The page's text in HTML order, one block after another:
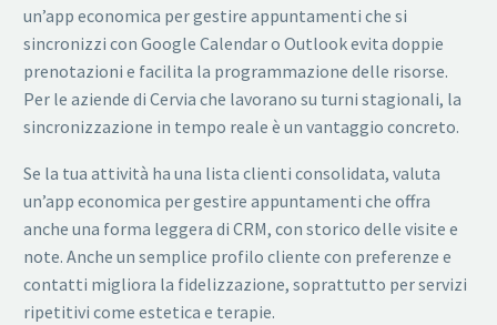
un’app economica per gestire appuntamenti che si
sincronizzi con Google Calendar o Outlook evita doppie
prenotazioni e facilita la programmazione delle risorse.
Per le aziende di Cervia che lavorano su turni stagionali, la
sincronizzazione in tempo reale è un vantaggio concreto.
Se la tua attività ha una lista clienti consolidata, valuta
un’app economica per gestire appuntamenti che offra
anche una forma leggera di CRM, con storico delle visite e
note. Anche un semplice profilo cliente con preferenze e
contatti migliora la fidelizzazione, soprattutto per servizi
ripetitivi come estetica e terapie.